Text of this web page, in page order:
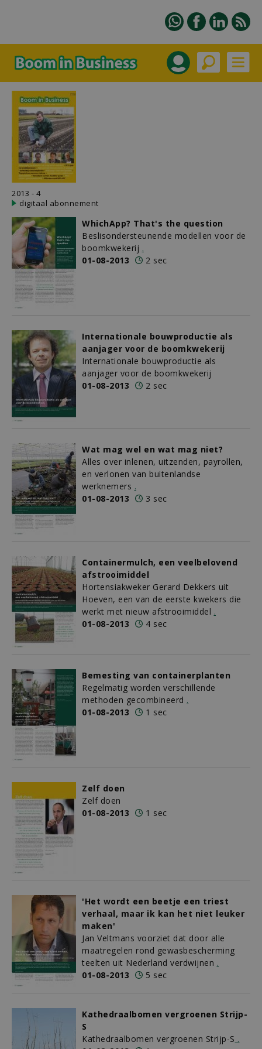
2013 - 4
digitaal abonnement
WhichApp? That's the question
Beslisondersteunende modellen voor de
boomkwekerij .
01-08-2013
2 sec
Internationale bouwproductie als
aanjager voor de boomkwekerij
Internationale bouwproductie als
aanjager voor de boomkwekerij
01-08-2013
2 sec
Wat mag wel en wat mag niet?
Alles over inlenen, uitzenden, payrollen,
en verlonen van buitenlandse
werknemers .
01-08-2013
3 sec
Containermulch, een veelbelovend
afstrooimiddel
Hortensiakweker Gerard Dekkers uit
Hoeven, een van de eerste kwekers die
werkt met nieuw afstrooimiddel .
01-08-2013
4 sec
Bemesting van containerplanten
Regelmatig worden verschillende
methoden gecombineerd .
01-08-2013
1 sec
Zelf doen
Zelf doen
01-08-2013
1 sec
'Het wordt een beetje een triest
verhaal, maar ik kan het niet leuker
maken'
Jan Veltmans voorziet dat door alle
maatregelen rond gewasbescherming
teelten uit Nederland verdwijnen .
01-08-2013
5 sec
Kathedraalbomen vergroenen Strijp-
S
Kathedraalbomen vergroenen Strijp-S .